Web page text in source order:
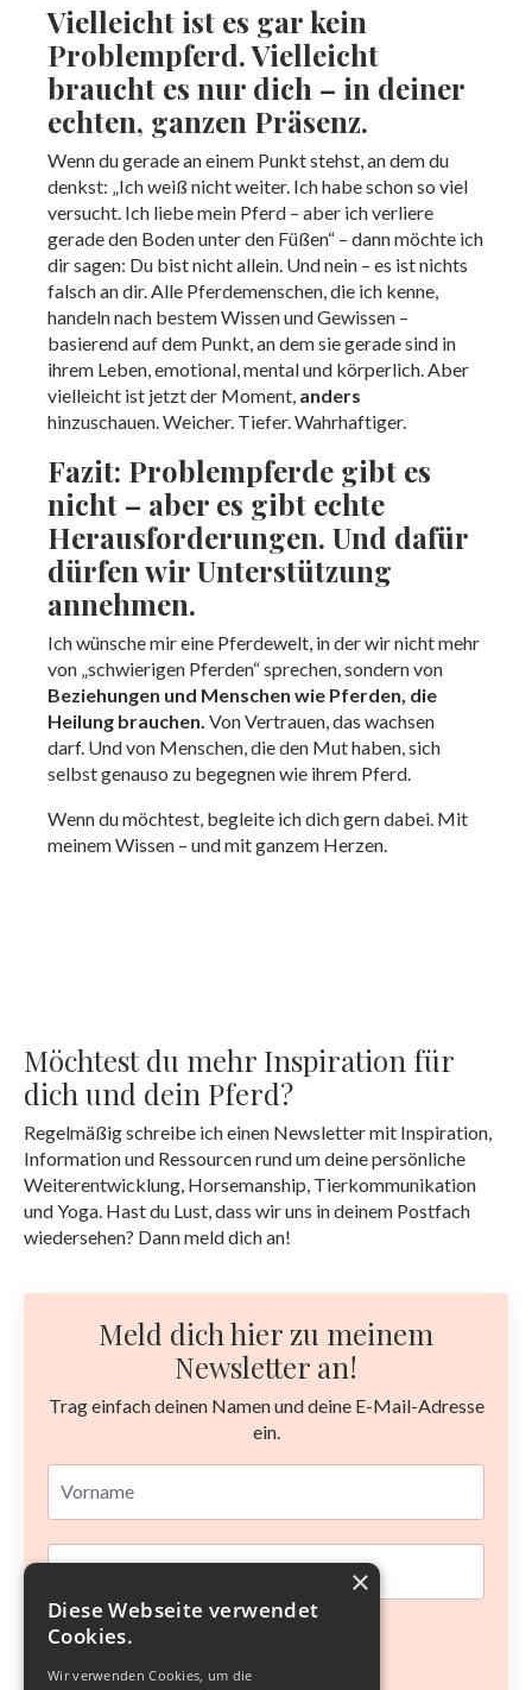
Vielleicht ist es gar kein
Problempferd. Vielleicht
braucht es nur dich – in deiner
echten, ganzen Präsenz.
Wenn du gerade an einem Punkt stehst, an dem du
denkst: „Ich weiß nicht weiter. Ich habe schon so viel
versucht. Ich liebe mein Pferd – aber ich verliere
gerade den Boden unter den Füßen“ – dann möchte ich
dir sagen: Du bist nicht allein. Und nein – es ist nichts
falsch an dir. Alle Pferdemenschen, die ich kenne,
handeln nach bestem Wissen und Gewissen –
basierend auf dem Punkt, an dem sie gerade sind in
ihrem Leben, emotional, mental und körperlich. Aber
vielleicht ist jetzt der Moment, anders
hinzuschauen. Weicher. Tiefer. Wahrhaftiger.
Fazit: Problempferde gibt es
nicht – aber es gibt echte
Herausforderungen. Und dafür
dürfen wir Unterstützung
annehmen.
Ich wünsche mir eine Pferdewelt, in der wir nicht mehr
von „schwierigen Pferden“ sprechen, sondern von
Beziehungen und Menschen wie Pferden, die
Heilung brauchen. Von Vertrauen, das wachsen
darf. Und von Menschen, die den Mut haben, sich
selbst genauso zu begegnen wie ihrem Pferd.
Wenn du möchtest, begleite ich dich gern dabei. Mit
meinem Wissen – und mit ganzem Herzen.
Möchtest du mehr Inspiration für
dich und dein Pferd?
Regelmäßig schreibe ich einen Newsletter mit Inspiration,
Information und Ressourcen rund um deine persönliche
Weiterentwicklung, Horsemanship, Tierkommunikation
und Yoga. Hast du Lust, dass wir uns in deinem Postfach
wiedersehen? Dann meld dich an!
Meld dich hier zu meinem
Newsletter an!
Trag einfach deinen Namen und deine E-Mail-Adresse
ein.
×
Diese Webseite verwendet
Cookies.
Wir verwenden Cookies, um die